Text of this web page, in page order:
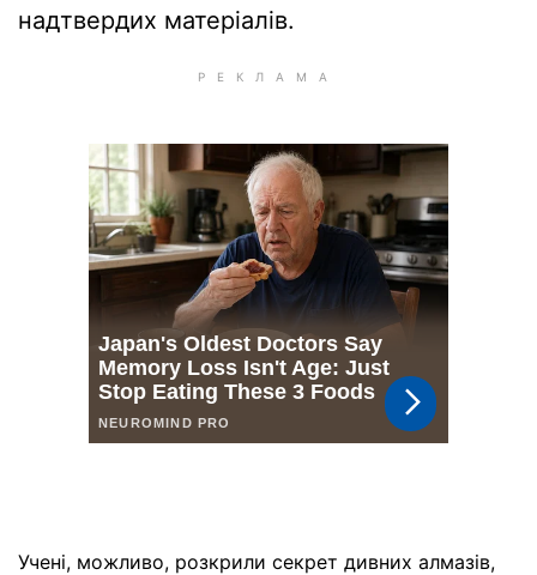
надтвердих матеріалів.
Учені, можливо, розкрили секрет дивних алмазів,